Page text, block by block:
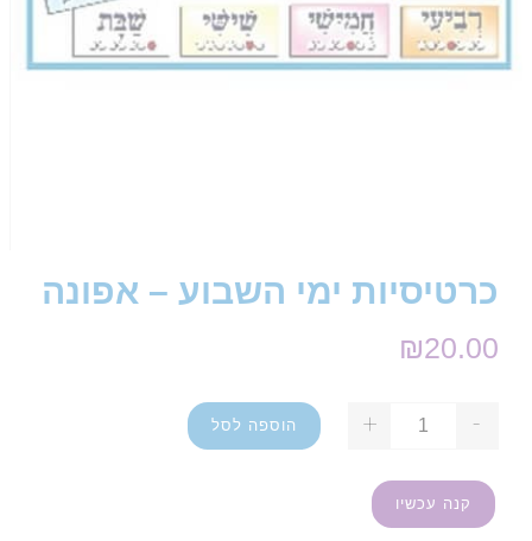
כרטיסיות ימי השבוע – אפונה
₪20.00
-
+ הוספה לסל
קנה עכשיו